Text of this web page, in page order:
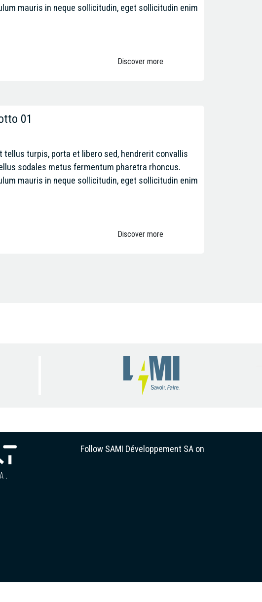
mauris in neque sollicitudin, eget sollicitudin enim
Discover more
01
tellus turpis, porta et libero sed, hendrerit convallis
sodales metus fermentum pharetra rhoncus.
mauris in neque sollicitudin, eget sollicitudin enim
Discover more
Follow SAMI Développement SA on